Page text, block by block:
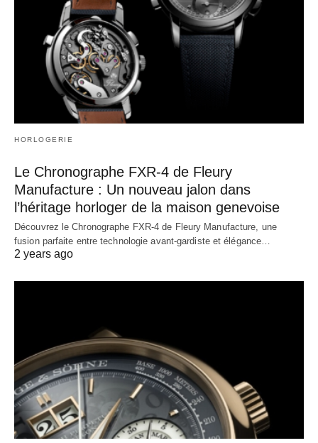
HORLOGERIE
Le Chronographe FXR-4 de Fleury
Manufacture : Un nouveau jalon dans
l’héritage horloger de la maison genevoise
Découvrez le Chronographe FXR-4 de Fleury Manufacture, une
fusion parfaite entre technologie avant-gardiste et élégance…
2 years ago